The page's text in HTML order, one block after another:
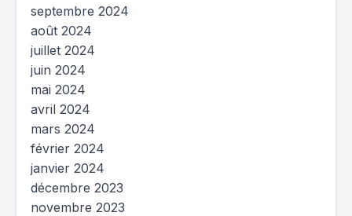
septembre 2024
août 2024
juillet 2024
juin 2024
mai 2024
avril 2024
mars 2024
février 2024
janvier 2024
décembre 2023
novembre 2023